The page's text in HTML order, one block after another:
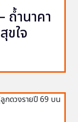
ถ้ำนาคา
ใจ